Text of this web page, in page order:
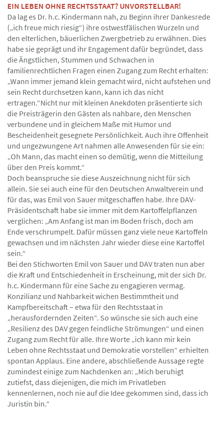
EIN LEBEN OHNE RECHTSSTAAT? UNVORSTELLBAR!
Da lag es Dr. h.c. Kindermann nah, zu Beginn ihrer Dankesrede
(„ich freue mich riesig“) ihre ostwestfälischen Wurzeln und
den elterlichen, bäuerlichen Zwergbetrieb zu erwähnen. Dies
habe sie geprägt und ihr Engagement dafür begründet, dass
die Ängstlichen, Stummen und Schwachen in
familienrechtlichen Fragen einen Zugang zum Recht erhalten:
„Wann immer jemand klein gemacht wird, nicht aufstehen und
sein Recht durchsetzen kann, kann ich das nicht
ertragen.“Nicht nur mit kleinen Anekdoten präsentierte sich
die Preisträgerin den Gästen als nahbare, den Menschen
verbundene und in gleichem Maße mit Humor und
Bescheidenheit gesegnete Persönlichkeit. Auch ihre Offenheit
und ungezwungene Art nahmen alle Anwesenden für sie ein:
„Oh Mann, das macht einen so demütig, wenn die Mitteilung
über den Preis kommt.“
Doch beanspruche sie diese Auszeichnung nicht für sich
allein. Sie sei auch eine für den Deutschen Anwaltverein und
für das, was Emil von Sauer mitgeschaffen habe. Ihre DAV-
Präsidentschaft habe sie immer mit dem Kartoffelpflanzen
verglichen: „Am Anfang ist man im Boden frisch, doch am
Ende verschrumpelt. Dafür müssen ganz viele neue Kartoffeln
gewachsen und im nächsten Jahr wieder diese eine Kartoffel
sein.“
Bei den Stichworten Emil von Sauer und DAV traten nun aber
die Kraft und Entschiedenheit in Erscheinung, mit der sich Dr.
h.c. Kindermann für eine Sache zu engagieren vermag.
Konzilianz und Nahbarkeit wichen Bestimmtheit und
Kampfbereitschaft – etwa für den Rechtsstaat in
„herausfordernden Zeiten“. So wünsche sie sich auch eine
„Resilienz des DAV gegen feindliche Strömungen“ und einen
Zugang zum Recht für alle. Ihre Worte „ich kann mir kein
Leben ohne Rechtsstaat und Demokratie vorstellen“ erhielten
spontan Applaus. Eine andere, abschließende Aussage regte
zumindest einige zum Nachdenken an: „Mich beruhigt
zutiefst, dass diejenigen, die mich im Privatleben
kennenlernen, noch nie auf die Idee gekommen sind, dass ich
Juristin bin.“